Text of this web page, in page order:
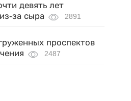
девять лет
за сыра
2891
проспектов
2487